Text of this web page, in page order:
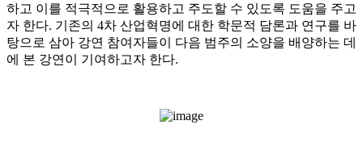
하고 이를 적극적으로 활용하고 주도할 수 있도록 도움을 주고
자 한다. 기존의 4차 산업혁명에 대한 학문적 담론과 연구를 바
탕으로 삼아 강연 참여자들이 다음 범주의 소양을 배양하는 데
에 본 강연이 기여하고자 한다.